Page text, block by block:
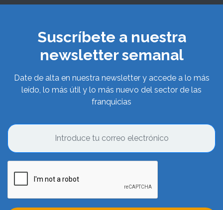
Suscríbete a nuestra
newsletter semanal
Date de alta en nuestra newsletter y accede a lo más
leído, lo más útil y lo más nuevo del sector de las
franquicias